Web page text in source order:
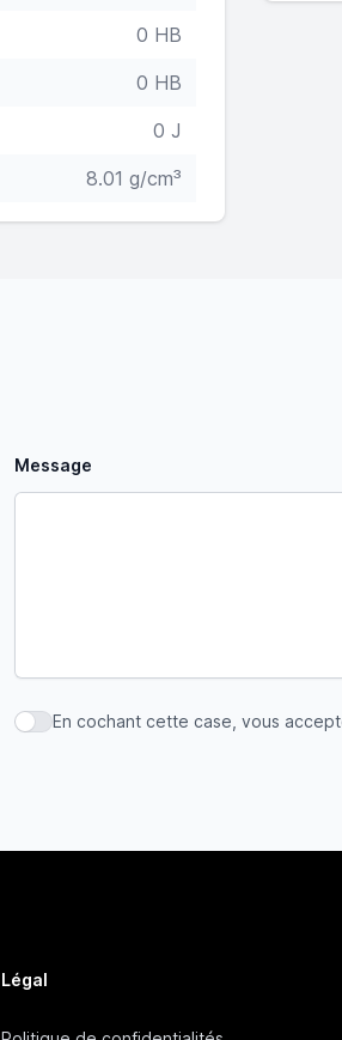
0 HB
0 HB
0 J
8.01 g/cm³
Message
En cochant cette case, vous
En cochant cette case, vous
Légal